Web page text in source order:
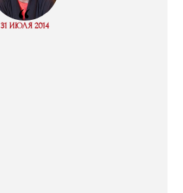
“
31 ИЮЛЯ 2014
Read